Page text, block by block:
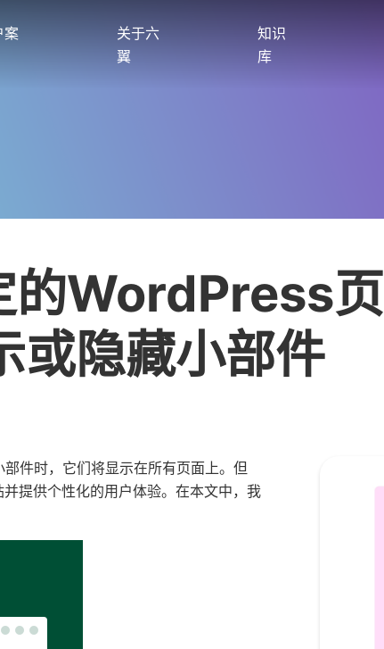
案
关于六
翼
知识
库
的WordPress页
或隐藏小部件
件时，它们将显示在所有页面上。但
提供个性化的用户体验。在本文中，我